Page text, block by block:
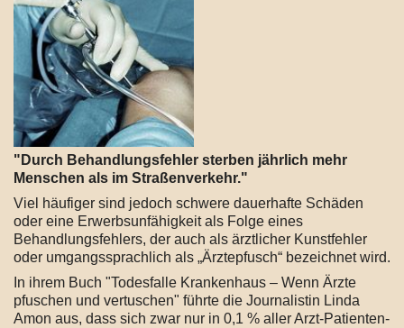
"Durch Behandlungsfehler sterben jährlich mehr
Menschen als im Straßenverkehr."
Viel häufiger sind jedoch schwere dauerhafte Schäden
oder eine Erwerbsunfähigkeit als Folge eines
Behandlungsfehlers, der auch als ärztlicher Kunstfehler
oder umgangssprachlich als „Ärztepfusch“ bezeichnet wird.
In ihrem Buch "Todesfalle Krankenhaus – Wenn Ärzte
pfuschen und vertuschen" führte die Journalistin Linda
Amon aus, dass sich zwar nur in 0,1 % aller Arzt-Patienten-